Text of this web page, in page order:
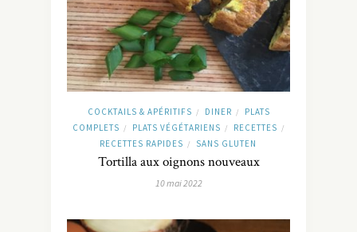
COCKTAILS & APÉRITIFS / DINER /
PLATS
COMPLETS / PLATS VÉGÉTARIENS / RECETTES /
RECETTES RAPIDES / SANS GLUTEN
Tortilla aux oignons nouveaux
10 mai 2022